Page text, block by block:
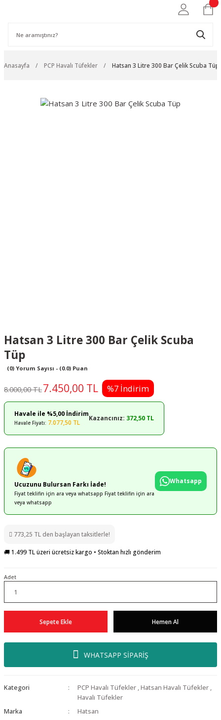
Anasayfa PCP Havalı Tüfekler Hatsan 3 Litre 300 Bar Çelik Scuba Tüp
Hatsan 3 Litre 300 Bar Çelik Scuba
Tüp
(0) Yorum Sayısı - (0.0) Puan
8.000,00 TL7.450,00 TL %7 İndirim
Havale ile %5,00 İndirim
Havale Fiyatı: 7.077,50 TL
Kazancınız: 372,50 TL
Ucuzunu Bulursan Farkı İade!
Fiyat teklifin için ara veya whatsapp Fiyat teklifin için ara
veya whatsapp
Whatsapp
773,25 TL den başlayan taksitlerle!
🚚 1.499 TL üzeri ücretsiz kargo • Stoktan hızlı gönderim
Adet
Sepete Ekle Hemen Al
WHATSAPP SİPARİŞ
Kategori PCP Havalı Tüfekler ,Hatsan Havalı Tüfekler ,
Havalı Tüfekler
Marka
Hatsan